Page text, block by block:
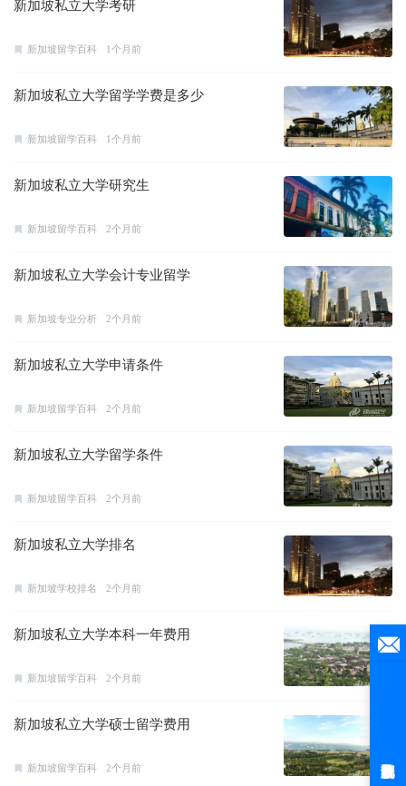
新加坡私立大学考研
新加坡留学百科 1个月前
新加坡私立大学留学学费是多少
新加坡留学百科 1个月前
新加坡私立大学研究生
新加坡留学百科 2个月前
新加坡私立大学会计专业留学
新加坡专业分析 2个月前
新加坡私立大学申请条件
新加坡留学百科 2个月前
新加坡私立大学留学条件
新加坡留学百科 2个月前
新加坡私立大学排名
新加坡学校排名 2个月前
新加坡私立大学本科一年费用
新加坡留学百科 2个月前
新加坡私立大学硕士留学费用
新加坡留学百科 2个月前